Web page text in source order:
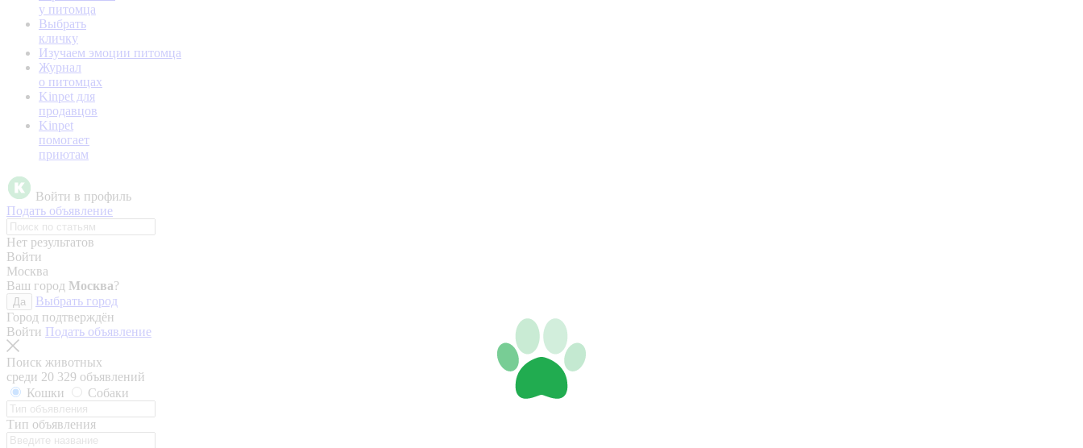
у питомца
Выбрать
кличку
Изучаем эмоции питомца
Журнал
о питомцах
Kinpet для
продавцов
Kinpet
помогает
приютам
Войти в профиль
Подать объявление
Нет результатов
Войти
Москва
Ваш город Москва?
Да
Выбрать город
Город подтверждён
Войти Подать объявление
Поиск животных
среди 20 329 объявлений
Кошки
Собаки
Тип объявления